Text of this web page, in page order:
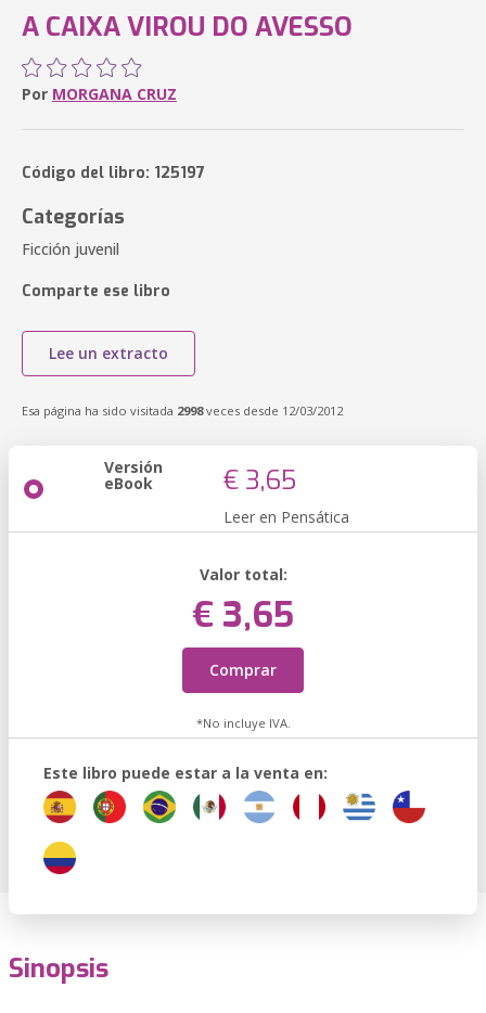
A CAIXA VIROU DO AVESSO
Por MORGANA CRUZ
Código del libro: 125197
Categorías
Ficción juvenil
Comparte ese libro
Lee un extracto
Esa página ha sido visitada 2998veces desde 12/03/2012
Versión
eBook € 3,65
Leer en Pensática
Valor total:
€ 3,65
Comprar
*No incluye IVA.
Este libro puede estar a la venta en:
Sinopsis